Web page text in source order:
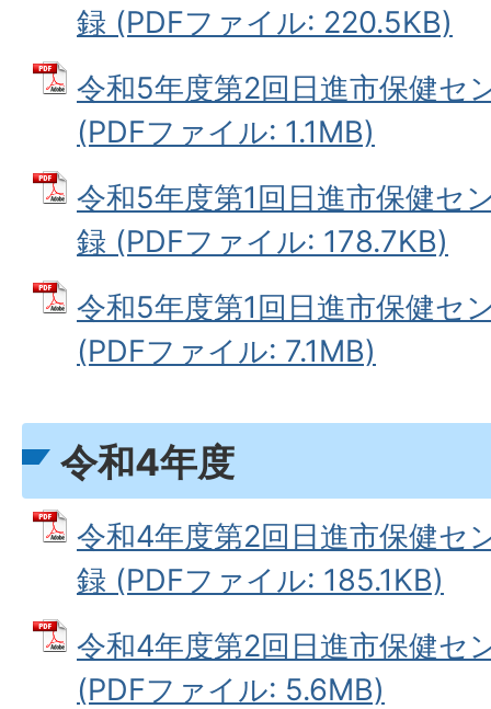
録 (PDFファイル: 220.5KB)
令和5年度第2回日進市保健セ
(PDFファイル: 1.1MB)
令和5年度第1回日進市保健セ
録 (PDFファイル: 178.7KB)
令和5年度第1回日進市保健セ
(PDFファイル: 7.1MB)
令和4年度
令和4年度第2回日進市保健セ
録 (PDFファイル: 185.1KB)
令和4年度第2回日進市保健セ
(PDFファイル: 5.6MB)